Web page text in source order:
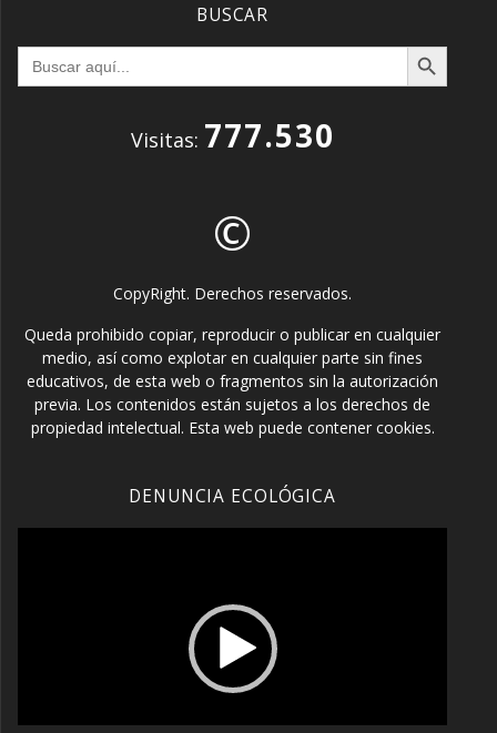
BUSCAR
Buscar: Botón de búsqueda
Visitas: 777.530
©
CopyRight. Derechos reservados.
Queda prohibido copiar, reproducir o publicar en cualquier
medio, así como explotar en cualquier parte sin fines
educativos, de esta web o fragmentos sin la autorización
previa. Los contenidos están sujetos a los derechos de
propiedad intelectual. Esta web puede contener cookies.
DENUNCIA ECOLÓGICA